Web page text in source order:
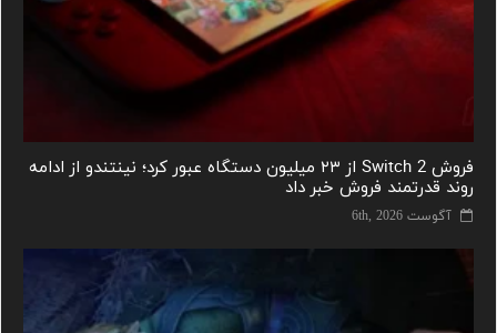
فروش Switch 2 از ۲۳ میلیون دستگاه عبور کرد؛ نینتندو از ادامه
روند قدرتمند فروش خبر داد
آگوست 6th, 2026